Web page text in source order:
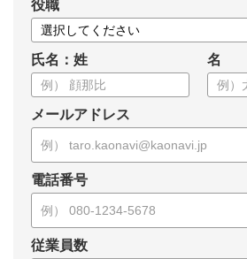
役職
氏名：姓 名
メールアドレス
電話番号
従業員数